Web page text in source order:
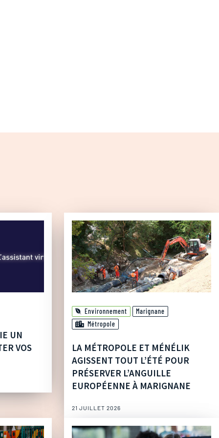
UN
VOS
Environnement
Marignane
Métropole
LA MÉTROPOLE ET MÉNÉLIK
AGISSENT TOUT L’ÉTÉ POUR
PRÉSERVER L’ANGUILLE
EUROPÉENNE À MARIGNANE
21 JUILLET 2026